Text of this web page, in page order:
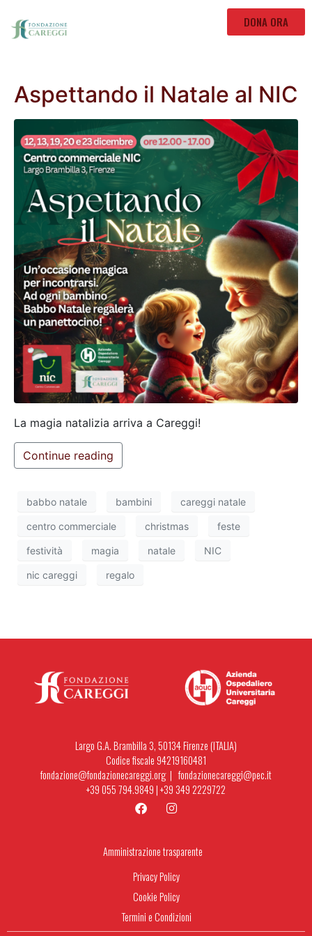
DONA ORA
Aspettando il Natale al NIC
La magia natalizia arriva a Careggi!
Continue reading
babbo natale bambini careggi natale
centro commerciale christmas feste
festività magia natale NIC
nic careggi regalo
Largo G.A. Brambilla 3, 50134 Firenze (ITALIA)
Codice fiscale 94219160481
fondazione@fondazionecareggi.org |fondazionecareggi@pec.it
+39 055 794.9849|+39 349 2229722
Amministrazione trasparente
Privacy Policy
Cookie Policy
Termini e Condizioni